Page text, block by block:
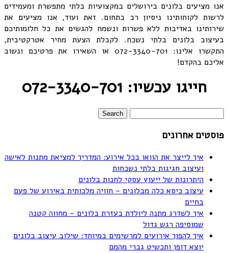
אנו מציעים בלונים בירושלים במקצועיות בלתי מתפשרת ומעמידים
לרשות לקוחותינו ניסיון רב בתחום. זאת ועוד, אנו מציעים את
שירותינו באדיבות ללא פשרות ונשמח להגשים את כל חלומותיכם
בעיצוב בלונים בלתי נשכח. לקבלת הצעת מחיר אטרקטיבית,
התקשרו אלינו: 072-3340-701 או השאירו את פרטיכם ונשוב
אליכם בהקדם!
חייגו עכשיו: 072-3340-701
פוסטים אחרונים
איך לייצר את הוואו בכל אירוע: המדריך למציאת מתנות לאישה
ועיצוב חגיגות בלתי נשכחות
היתרונות של ייעוץ עסקי לחנות בלונים
עיצוב כיסא כלה מבלונים – חוויה מלכותית באירוע של פעם
בחיים
איך לשדרג מתנה ליולדת בעזרת בלונים – מחווה קטנה
שמוסיפה רגש גדול
איך להפוך אירועים למרשימים במיוחד: שילוב עיצוב בלונים
יוצא דופן ותכשיט גברי מהמם